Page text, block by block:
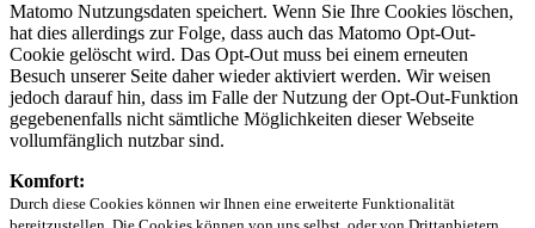
Matomo Nutzungsdaten speichert. Wenn Sie Ihre Cookies löschen,
hat dies allerdings zur Folge, dass auch das Matomo Opt-Out-
Cookie gelöscht wird. Das Opt-Out muss bei einem erneuten
Besuch unserer Seite daher wieder aktiviert werden. Wir weisen
jedoch darauf hin, dass im Falle der Nutzung der Opt-Out-Funktion
gegebenenfalls nicht sämtliche Möglichkeiten dieser Webseite
vollumfänglich nutzbar sind.
Komfort:
Durch diese Cookies können wir Ihnen eine erweiterte Funktionalität